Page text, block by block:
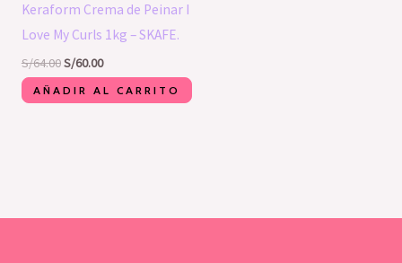
Keraform Crema de Peinar I
Love My Curls 1kg – SKAFE.
S/64.00S/60.00
AÑADIR AL CARRITO